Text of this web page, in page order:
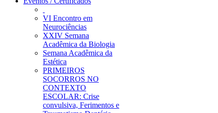
VI Encontro em
Neurociências
XXIV Semana
Acadêmica da Biologia
Semana Acadêmica da
Estética
PRIMEIROS
SOCORROS NO
CONTEXTO
ESCOLAR: Crise
convulsiva, Ferimentos e